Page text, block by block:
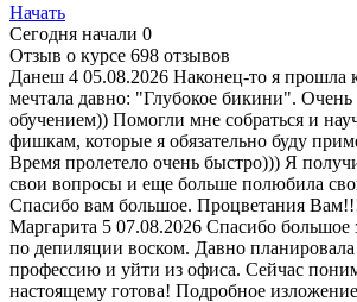
Начать
Сегодня начали 0
Отзыв о курсе 698 отзывов
Данеш 4 05.08.2026 Наконец-то я прошла
мечтала давно: "Глубокое бикини". Очень
обучением)) Помогли мне собраться и
фишкам, которые я обязательно буду
Время пролетело очень быстро))) Я
свои вопросы и еще больше полюбила
Спасибо вам большое. Процветания
Маргарита 5 07.08.2026 Спасибо большое
по депиляции воском. Давно
профессию и уйти из офиса. Сейчас
настоящему готова! Подробное